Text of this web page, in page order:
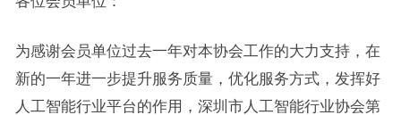
为感谢会员单位过去一年对本协会工作的大力支持，在
新的一年进一步提升服务质量，优化服务方式，发挥好
人工智能行业平台的作用，深圳市人工智能行业协会第